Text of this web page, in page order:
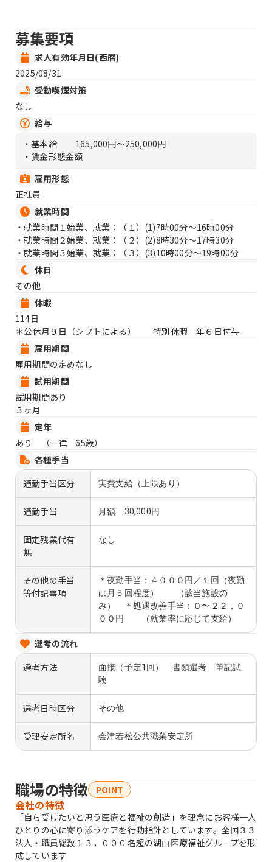
募集要項
求人有効年月日(西暦)
2025/08/31
受動喫煙対策
なし
給与
・基本給
165,000円〜250,000円
・賃金形態金額
雇用形態
正社員
就業時間
・就業時間１始業、就業：（１） (1)7時00分〜16時00分
・就業時間２始業、就業：（２） (2)8時30分〜17時30分
・就業時間３始業、就業：（３） (3)10時00分〜19時00分
休日
その他
休暇
114日
＊公休月９日（シフトによる） 特別休暇 年６日付与
雇用期間
雇用期間の定めなし
試用期間
試用期間あり
３ヶ月
定年
あり （一律 65歳）
各種手当
通勤手当区分
実費支給（上限あり）
通勤手当 月額 30,000円
固定残業代有
無
なし
その他の手当
等付記事項
＊夜勤手当：４０００円／１回（夜勤
は月５回程度） （該当施設の
み） ＊処遇改善手当：０〜２２，０
００円 （就業率に応じて支給）
選考の流れ
選考方法
面接（予定1回） 書類選考 筆記試
験
選考日時区分 その他
受理安定所名 会津若松公共職業安定所
職場の特徴 POINT
会社の特徴
「自ら受けたいと思う医療と福祉の創造」を理念にお客様一人
ひとりの心に寄り添うケアを行動指針としています。全国３３
法人・職員総数１３，０００名超の湖山医療福祉グループを形
成しています